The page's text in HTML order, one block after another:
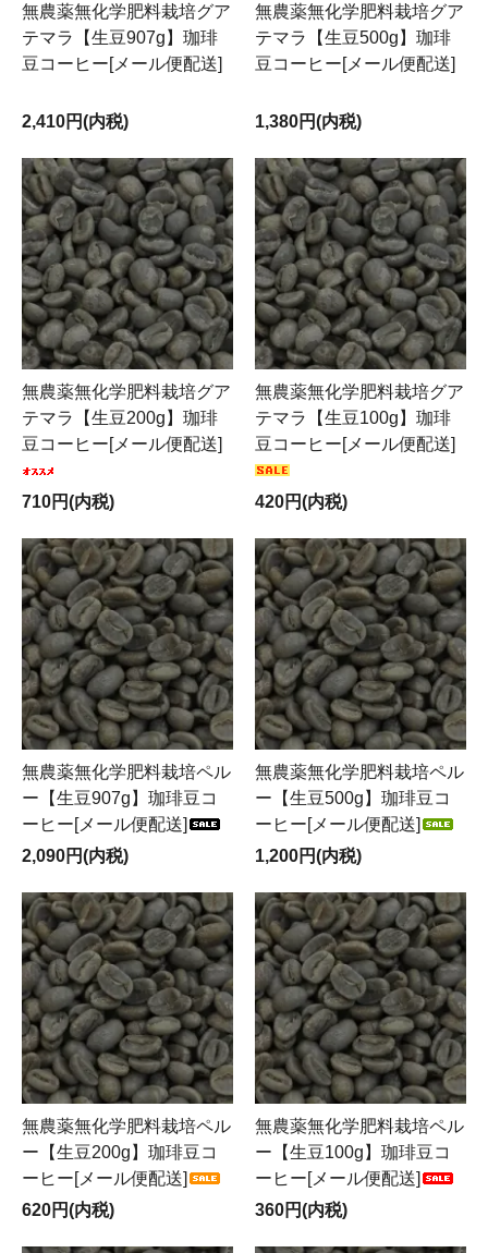
無農薬無化学肥料栽培グア
テマラ【生豆907g】珈琲
豆コーヒー[メール便配送]
2,410円(内税)
無農薬無化学肥料栽培グア
テマラ【生豆500g】珈琲
豆コーヒー[メール便配送]
1,380円(内税)
無農薬無化学肥料栽培グア
テマラ【生豆200g】珈琲
豆コーヒー[メール便配送]
710円(内税)
無農薬無化学肥料栽培グア
テマラ【生豆100g】珈琲
豆コーヒー[メール便配送]
420円(内税)
無農薬無化学肥料栽培ペル
ー【生豆907g】珈琲豆コ
ーヒー[メール便配送]
2,090円(内税)
無農薬無化学肥料栽培ペル
ー【生豆500g】珈琲豆コ
ーヒー[メール便配送]
1,200円(内税)
無農薬無化学肥料栽培ペル
ー【生豆200g】珈琲豆コ
ーヒー[メール便配送]
620円(内税)
無農薬無化学肥料栽培ペル
ー【生豆100g】珈琲豆コ
ーヒー[メール便配送]
360円(内税)